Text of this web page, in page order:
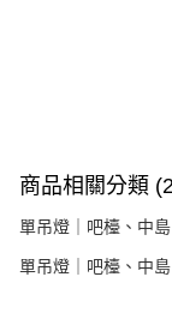
商品相關分類
單吊燈｜吧檯、中島
單吊燈｜吧檯、中島